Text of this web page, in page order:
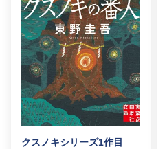
クスノキシリーズ1作目